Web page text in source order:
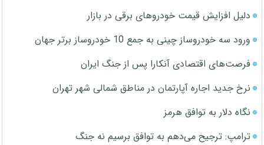
دلیل افزایش قیمت خودروهای برقی در بازار
ورود سه خودروساز چینی به جمع 10 خودروساز برتر جهان
فرصت‌های اقتصادی آنکارا پس از جنگ ایران
نرخ جدید اجاره آپارتمان در مناطق شمالی شهر تهران
نگاه دلار به توافق هرمز
ترامپ: ترجیح می‌دهم به توافق برسیم نه جنگ